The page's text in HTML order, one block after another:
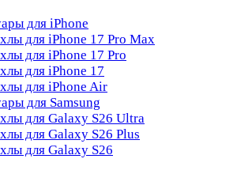
для iPhone
для iPhone 17 Pro Max
для iPhone 17 Pro
для iPhone 17
для iPhone Air
для Samsung
для Galaxy S26 Ultra
для Galaxy S26 Plus
для Galaxy S26